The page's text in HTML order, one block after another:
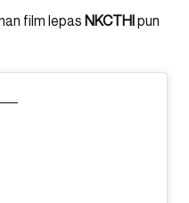
film lepas NKCTHIpun